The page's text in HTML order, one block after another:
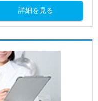
詳細を見る